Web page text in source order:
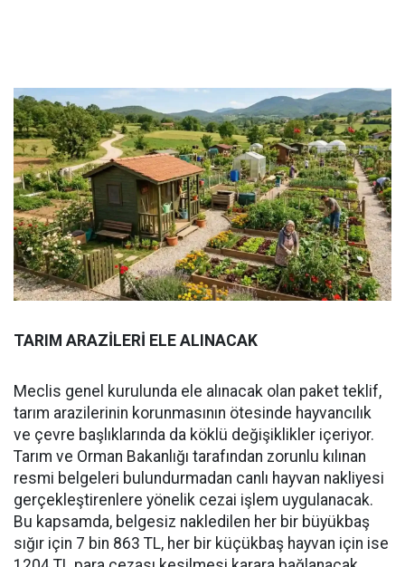
TARIM ARAZİLERİ ELE ALINACAK
Meclis genel kurulunda ele alınacak olan paket teklif,
tarım arazilerinin korunmasının ötesinde hayvancılık
ve çevre başlıklarında da köklü değişiklikler içeriyor.
Tarım ve Orman Bakanlığı tarafından zorunlu kılınan
resmi belgeleri bulundurmadan canlı hayvan nakliyesi
gerçekleştirenlere yönelik cezai işlem uygulanacak.
Bu kapsamda, belgesiz nakledilen her bir büyükbaş
sığır için 7 bin 863 TL, her bir küçükbaş hayvan için ise